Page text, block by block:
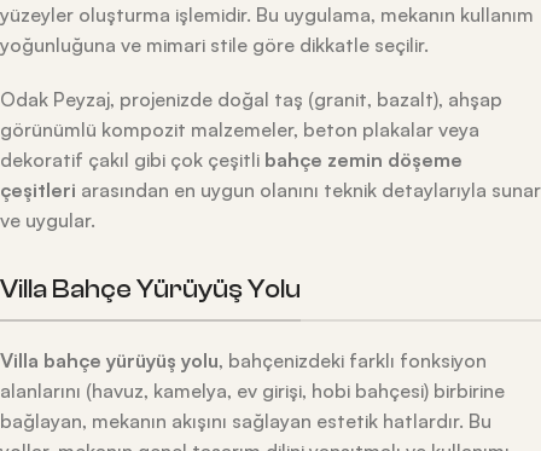
yüzeyler oluşturma işlemidir. Bu uygulama, mekanın kullanım
yoğunluğuna ve mimari stile göre dikkatle seçilir.
Odak Peyzaj, projenizde doğal taş (granit, bazalt), ahşap
görünümlü kompozit malzemeler, beton plakalar veya
dekoratif çakıl gibi çok çeşitli bahçe zemin döşeme
çeşitleri arasından en uygun olanını teknik detaylarıyla sunar
ve uygular.
Villa Bahçe Yürüyüş Yolu
Villa bahçe yürüyüş yolu, bahçenizdeki farklı fonksiyon
alanlarını (havuz, kamelya, ev girişi, hobi bahçesi) birbirine
bağlayan, mekanın akışını sağlayan estetik hatlardır. Bu